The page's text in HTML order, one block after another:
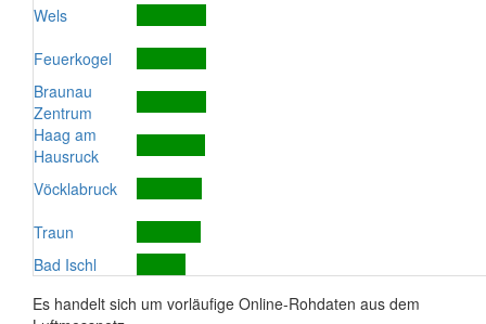
Wels
Feuerkogel
Braunau
Zentrum
Haag am
Hausruck
Vöcklabruck
Traun
Bad Ischl
Es handelt sich um vorläufige Online-Rohdaten aus dem